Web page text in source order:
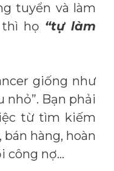
tuyển và làm
họ “tự làm
giống như
nhỏ”. Bạn phải
từ tìm kiếm
hàng, hoàn
công nợ…